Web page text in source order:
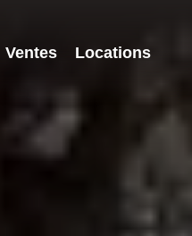
Ventes Locations